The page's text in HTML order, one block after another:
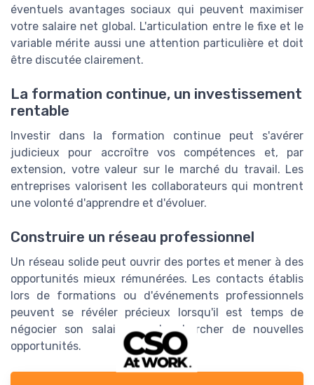
éventuels avantages sociaux qui peuvent maximiser
votre salaire net global. L'articulation entre le fixe et le
variable mérite aussi une attention particulière et doit
être discutée clairement.
La formation continue, un investissement
rentable
Investir dans la formation continue peut s'avérer
judicieux pour accroître vos compétences et, par
extension, votre valeur sur le marché du travail. Les
entreprises valorisent les collaborateurs qui montrent
une volonté d'apprendre et d'évoluer.
Construire un réseau professionnel
Un réseau solide peut ouvrir des portes et mener à des
opportunités mieux rémunérées. Les contacts établis
lors de formations ou d'événements professionnels
peuvent se révéler précieux lorsqu'il est temps de
négocier son salaire ou de chercher de nouvelles
opportunités.